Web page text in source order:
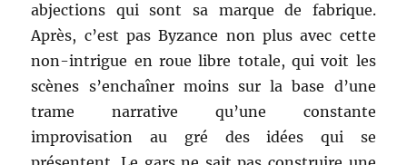
abjections qui sont sa marque de fabrique.
Après, c’est pas Byzance non plus avec cette
non-intrigue en roue libre totale, qui voit les
scènes s’enchaîner moins sur la base d’une
trame narrative qu’une constante
improvisation au gré des idées qui se